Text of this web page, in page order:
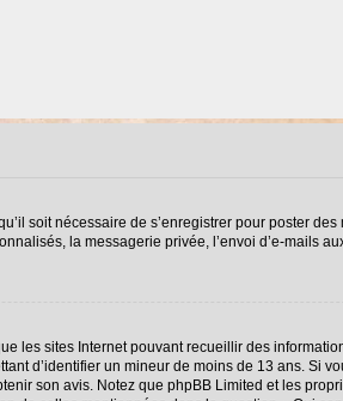
soit nécessaire de s’enregistrer pour poster
la messagerie privée, l’envoi d’e-mails
les sites Internet pouvant recueillir des
d’identifier un mineur de moins de 13 ans. Si
son avis. Notez que phpBB Limited et les